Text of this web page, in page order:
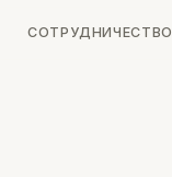
СОТРУДНИЧЕСТВО